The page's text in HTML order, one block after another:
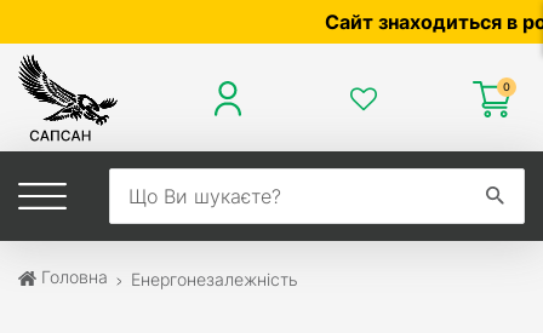
Сайт знаходиться в
0
Головна Енергонезалежність